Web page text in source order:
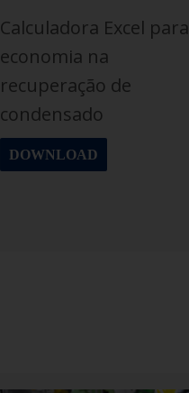
Calculadora Excel para
economia na
recuperação de
condensado
DOWNLOAD